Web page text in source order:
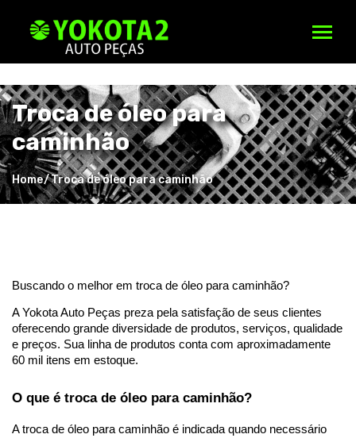
Troca de óleo para
caminhão
Home Troca de óleo para caminhão
Buscando o melhor em troca de óleo para caminhão?
A Yokota Auto Peças preza pela satisfação de seus clientes
oferecendo grande diversidade de produtos, serviços, qualidade
e preços. Sua linha de produtos conta com aproximadamente
60 mil itens em estoque.
O que é troca de óleo para caminhão?
A troca de óleo para caminhão é indicada quando necessário